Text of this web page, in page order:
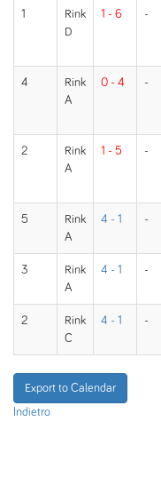
1
Rink
D
1 - 6 -
4
Rink
A
0 - 4 -
2
Rink
A
1 - 5 -
5
Rink
A
4 - 1 -
3
Rink
A
4 - 1 -
2
Rink
C
4 - 1 -
Export to Calendar
Indietro